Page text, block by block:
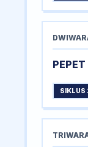
PEPET
SIKLUS